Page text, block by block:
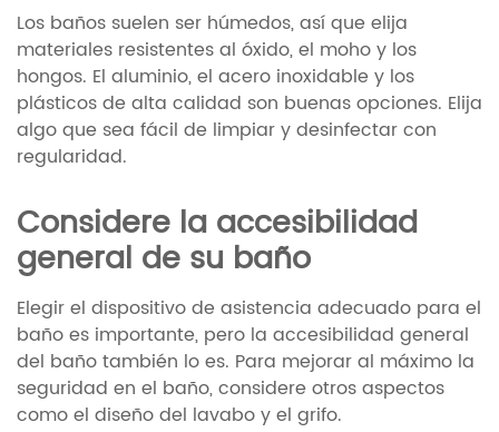
Los baños suelen ser húmedos, así que elija
materiales resistentes al óxido, el moho y los
hongos. El aluminio, el acero inoxidable y los
plásticos de alta calidad son buenas opciones. Elija
algo que sea fácil de limpiar y desinfectar con
regularidad.
Considere la accesibilidad
general de su baño
Elegir el dispositivo de asistencia adecuado para el
baño es importante, pero la accesibilidad general
del baño también lo es. Para mejorar al máximo la
seguridad en el baño, considere otros aspectos
como el diseño del lavabo y el grifo.